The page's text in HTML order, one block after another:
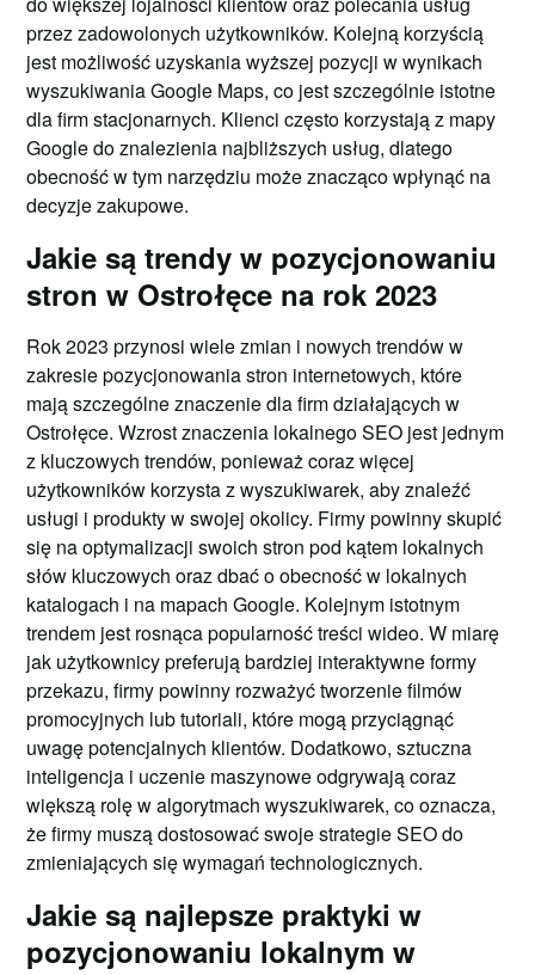
przez zadowolonych użytkowników. Kolejną korzyścią
jest możliwość uzyskania wyższej pozycji w wynikach
wyszukiwania Google Maps, co jest szczególnie istotne
dla firm stacjonarnych. Klienci często korzystają z mapy
Google do znalezienia najbliższych usług, dlatego
obecność w tym narzędziu może znacząco wpłynąć na
decyzje zakupowe.
Jakie są trendy w pozycjonowaniu
stron w Ostrołęce na rok 2023
Rok 2023 przynosi wiele zmian i nowych trendów w
zakresie pozycjonowania stron internetowych, które
mają szczególne znaczenie dla firm działających w
Ostrołęce. Wzrost znaczenia lokalnego SEO jest jednym
z kluczowych trendów, ponieważ coraz więcej
użytkowników korzysta z wyszukiwarek, aby znaleźć
usługi i produkty w swojej okolicy. Firmy powinny skupić
się na optymalizacji swoich stron pod kątem lokalnych
słów kluczowych oraz dbać o obecność w lokalnych
katalogach i na mapach Google. Kolejnym istotnym
trendem jest rosnąca popularność treści wideo. W miarę
jak użytkownicy preferują bardziej interaktywne formy
przekazu, firmy powinny rozważyć tworzenie filmów
promocyjnych lub tutoriali, które mogą przyciągnąć
uwagę potencjalnych klientów. Dodatkowo, sztuczna
inteligencja i uczenie maszynowe odgrywają coraz
większą rolę w algorytmach wyszukiwarek, co oznacza,
że firmy muszą dostosować swoje strategie SEO do
zmieniających się wymagań technologicznych.
Jakie są najlepsze praktyki w
pozycjonowaniu lokalnym w